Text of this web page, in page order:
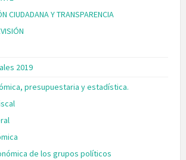
CIUDADANA Y TRANSPARENCIA
2019
presupuestaria y estadística.
de los grupos políticos